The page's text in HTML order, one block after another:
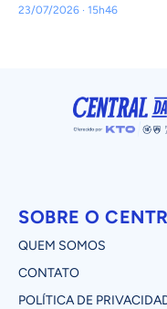
23/07/2026 · 15h46
SOBRE O
QUEM SOMOS
CONTATO
POLÍTICA DE